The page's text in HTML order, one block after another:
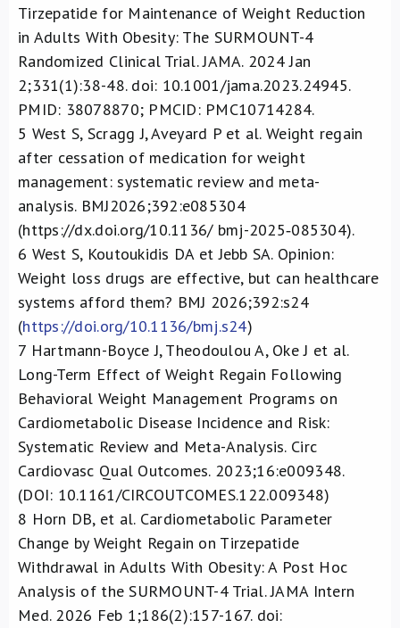
Tirzepatide for Maintenance of Weight Reduction
in Adults With Obesity: The SURMOUNT-4
Randomized Clinical Trial. JAMA. 2024 Jan
2;331(1):38-48. doi: 10.1001/jama.2023.24945.
PMID: 38078870; PMCID: PMC10714284.
5 West S, Scragg J, Aveyard P et al. Weight regain
after cessation of medication for weight
management: systematic review and meta-
analysis. BMJ2026;392:e085304
(https://dx.doi.org/10.1136/ bmj-2025‑085304).
6 West S, Koutoukidis DA et Jebb SA. Opinion:
Weight loss drugs are effective, but can healthcare
systems afford them? BMJ 2026;392:s24
(https://doi.org/10.1136/bmj.s24)
7 Hartmann-Boyce J, Theodoulou A, Oke J et al.
Long-Term Effect of Weight Regain Following
Behavioral Weight Management Programs on
Cardiometabolic Disease Incidence and Risk:
Systematic Review and Meta-Analysis. Circ
Cardiovasc Qual Outcomes. 2023;16:e009348.
(DOI: 10.1161/CIRCOUTCOMES.122.009348)
8 Horn DB, et al. Cardiometabolic Parameter
Change by Weight Regain on Tirzepatide
Withdrawal in Adults With Obesity: A Post Hoc
Analysis of the SURMOUNT-4 Trial. JAMA Intern
Med. 2026 Feb 1;186(2):157-167. doi: